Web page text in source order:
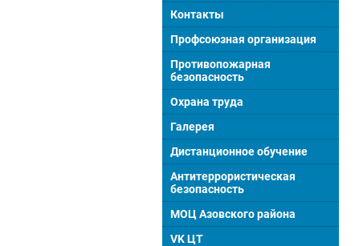
Контакты
Профсоюзная организация
Противопожарная
безопасность
Охрана труда
Галерея
Дистанционное обучение
Антитеррористическая
безопасность
МОЦ Азовского района
VK ЦТ